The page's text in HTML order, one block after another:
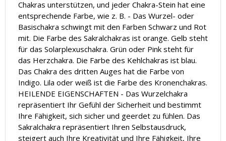
Chakras unterstützen, und jeder Chakra-Stein hat eine
entsprechende Farbe, wie z. B. - Das Wurzel- oder
Basischakra schwingt mit den Farben Schwarz und Rot
mit. Die Farbe des Sakralchakras ist orange. Gelb steht
für das Solarplexuschakra. Grün oder Pink steht für
das Herzchakra. Die Farbe des Kehlchakras ist blau.
Das Chakra des dritten Auges hat die Farbe von
Indigo. Lila oder weiß ist die Farbe des Kronenchakras.
HEILENDE EIGENSCHAFTEN - Das Wurzelchakra
repräsentiert Ihr Gefühl der Sicherheit und bestimmt
Ihre Fähigkeit, sich sicher und geerdet zu fühlen. Das
Sakralchakra repräsentiert Ihren Selbstausdruck,
steigert auch Ihre Kreativität und Ihre Fähigkeit, Ihre